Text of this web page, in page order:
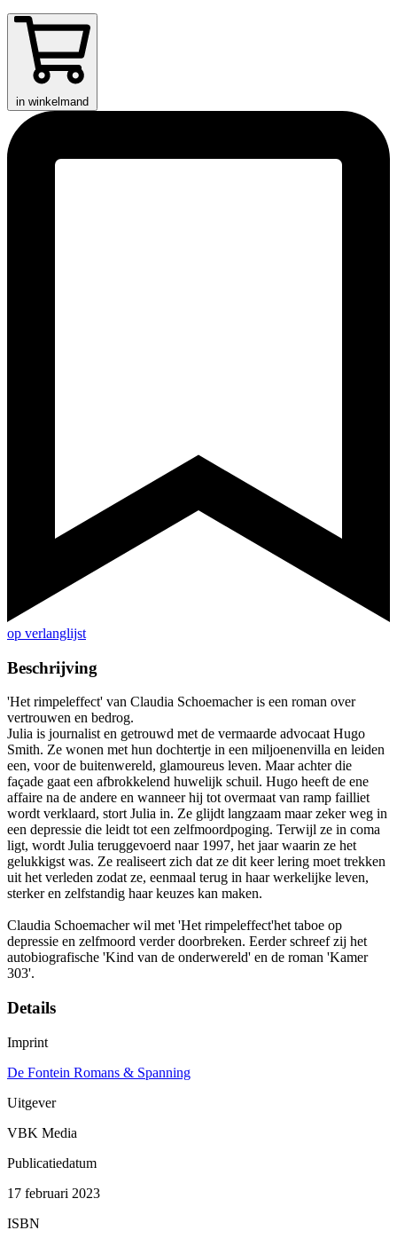
in winkelmand
op verlanglijst
Beschrijving
'Het rimpeleffect' van Claudia Schoemacher is een roman over
vertrouwen en bedrog.
Julia is journalist en getrouwd met de vermaarde advocaat Hugo
Smith. Ze wonen met hun dochtertje in een miljoenenvilla en leiden
een, voor de buitenwereld, glamoureus leven. Maar achter die
façade gaat een afbrokkelend huwelijk schuil. Hugo heeft de ene
affaire na de andere en wanneer hij tot overmaat van ramp failliet
wordt verklaard, stort Julia in. Ze glijdt langzaam maar zeker weg in
een depressie die leidt tot een zelfmoordpoging. Terwijl ze in coma
ligt, wordt Julia teruggevoerd naar 1997, het jaar waarin ze het
gelukkigst was. Ze realiseert zich dat ze dit keer lering moet trekken
uit het verleden zodat ze, eenmaal terug in haar werkelijke leven,
sterker en zelfstandig haar keuzes kan maken.
Claudia Schoemacher wil met 'Het rimpeleffect'het taboe op
depressie en zelfmoord verder doorbreken. Eerder schreef zij het
autobiografische 'Kind van de onderwereld' en de roman 'Kamer
303'.
Details
Imprint
De Fontein Romans & Spanning
Uitgever
VBK Media
Publicatiedatum
17 februari 2023
ISBN